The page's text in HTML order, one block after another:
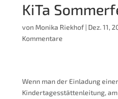
KiTa
von Monika Riekhof| Dez. 11,
Kommentare
Wenn man der Einladung einer
Kindertagesstättenleitung,